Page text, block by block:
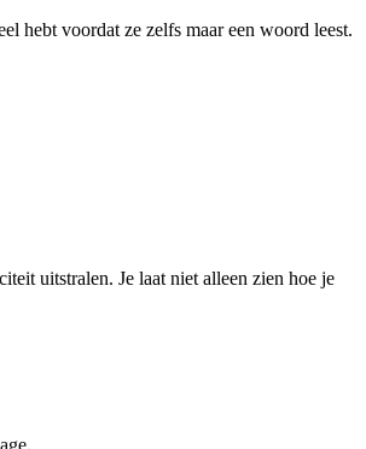
hebt voordat ze zelfs maar een woord leest.
uitstralen. Je laat niet alleen zien hoe je